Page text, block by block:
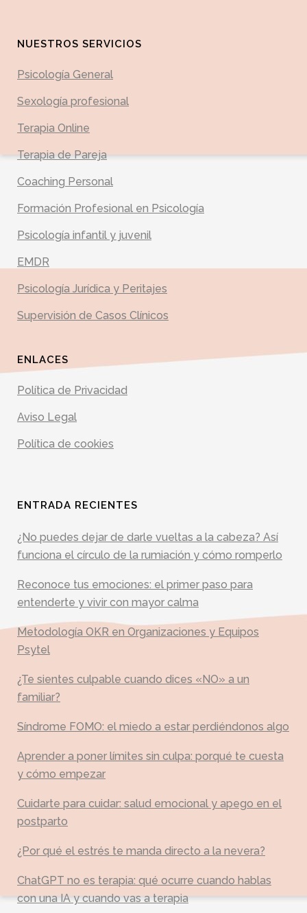
NUESTROS SERVICIOS
Psicología General
Sexología profesional
Terapia Online
Terapia de Pareja
Coaching Personal
Formación Profesional en Psicología
Psicología infantil y juvenil
EMDR
Psicología Jurídica y Peritajes
Supervisión de Casos Clínicos
ENLACES
Política de Privacidad
Aviso Legal
Política de cookies
ENTRADA RECIENTES
¿No puedes dejar de darle vueltas a la cabeza? Así
funciona el círculo de la rumiación y cómo romperlo
Reconoce tus emociones: el primer paso para
entenderte y vivir con mayor calma
Metodología OKR en Organizaciones y Equipos
Psytel
¿Te sientes culpable cuando dices «NO» a un
familiar?
Síndrome FOMO: el miedo a estar perdiéndonos algo
Aprender a poner límites sin culpa: porqué te cuesta
y cómo empezar
Cuidarte para cuidar: salud emocional y apego en el
postparto
¿Por qué el estrés te manda directo a la nevera?
ChatGPT no es terapia: qué ocurre cuando hablas
con una IA y cuando vas a terapia